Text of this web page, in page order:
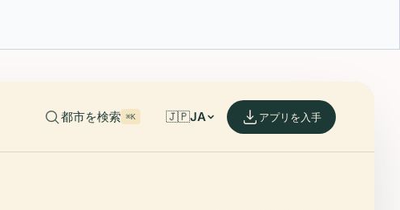
都市を検索 ⌘K 🇯🇵JA アプリを入手